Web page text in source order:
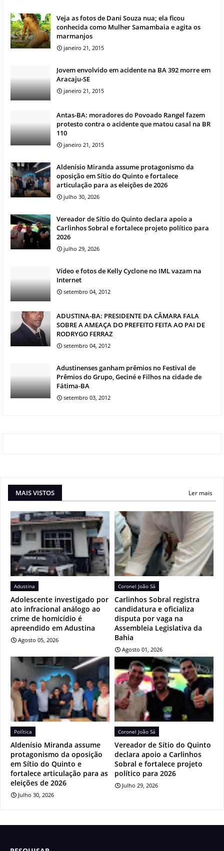
Veja as fotos de Dani Souza nua; ela ficou
conhecida como Mulher Samambaia e agita os
marmanjos
janeiro 21, 2015
Jovem envolvido em acidente na BA 392 morre em
Aracaju-SE
janeiro 21, 2015
Antas-BA: moradores do Povoado Rangel fazem
protesto contra o acidente que matou casal na BR
110
janeiro 21, 2015
Aldenísio Miranda assume protagonismo da
oposição em Sítio do Quinto e fortalece
articulação para as eleições de 2026
julho 30, 2026
Vereador de Sítio do Quinto declara apoio a
Carlinhos Sobral e fortalece projeto político para
2026
julho 29, 2026
Vídeo e fotos de Kelly Cyclone no IML vazam na
Internet
setembro 04, 2012
ADUSTINA-BA: PRESIDENTE DA CÂMARA FALA
SOBRE A AMEAÇA DO PREFEITO FEITA AO PAI DE
RODRYGO FERRAZ
setembro 04, 2012
Adustinenses ganham prêmios no Festival de
Prêmios do Grupo, Geciné e Filhos na cidade de
Fátima-BA
setembro 03, 2012
MAIS VISTOS Ler mais
Adustina
Adolescente investigado por
ato infracional análogo ao
crime de homicídio é
apreendido em Adustina
Agosto 05, 2026
Coronel João Sá
Carlinhos Sobral registra
candidatura e oficializa
disputa por vaga na
Assembleia Legislativa da
Bahia
Agosto 01, 2026
Política
Aldenísio Miranda assume
protagonismo da oposição
em Sítio do Quinto e
fortalece articulação para as
eleições de 2026
Julho 30, 2026
Coronel João Sá
Vereador de Sítio do Quinto
declara apoio a Carlinhos
Sobral e fortalece projeto
político para 2026
Julho 29, 2026